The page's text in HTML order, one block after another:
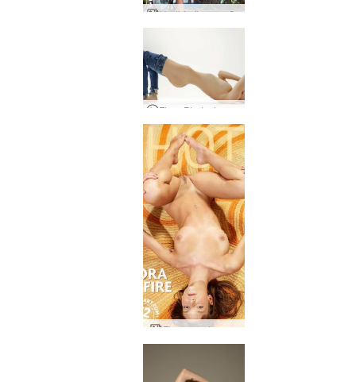
Vestido flora verão
Flora em chamas